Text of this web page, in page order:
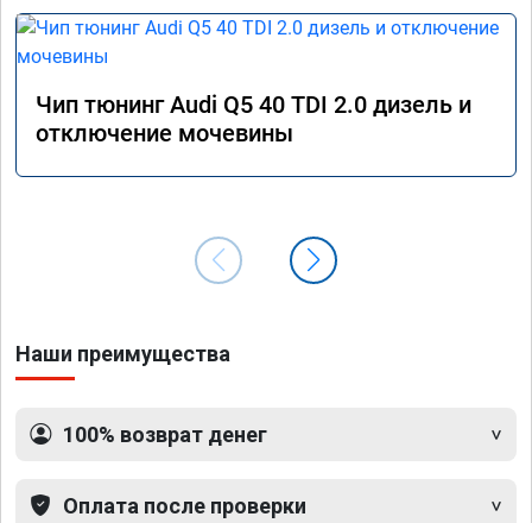
Чип тюнинг Audi Q5 40 TDI 2.0 дизель и
отключение мочевины
Наши преимущества
100% возврат денег
Оплата после проверки